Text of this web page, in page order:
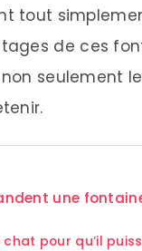
tout
de ces
seulement
une
pour qu’il